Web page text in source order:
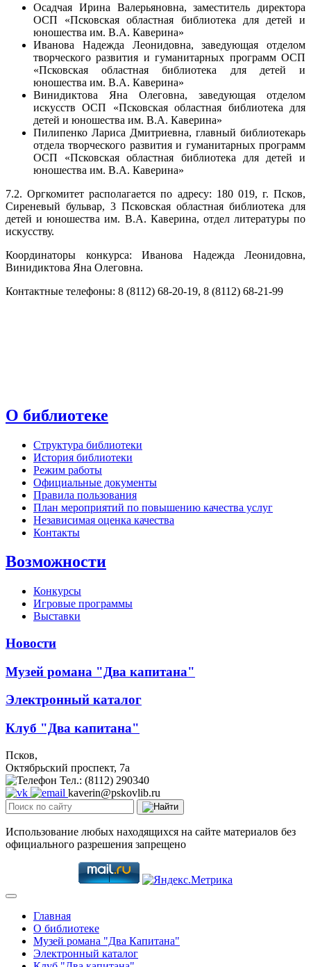
Осадчая Ирина Валерьяновна, заместитель директора
ОСП «Псковская областная библиотека для детей и
юношества им. В.А. Каверина»
Иванова Надежда Леонидовна, заведующая отделом
творческого развития и гуманитарных программ ОСП
«Псковская областная библиотека для детей и
юношества им. В.А. Каверина»
Винидиктова Яна Олеговна, заведующая отделом
искусств ОСП «Псковская областная библиотека для
детей и юношества им. В.А. Каверина»
Пилипенко Лариса Дмитриевна, главный библиотекарь
отдела творческого развития и гуманитарных программ
ОСП «Псковская областная библиотека для детей и
юношества им. В.А. Каверина»
7.2. Оргкомитет располагается по адресу: 180 019, г. Псков,
Сиреневый бульвар, 3 Псковская областная библиотека для
детей и юношества им. В.А. Каверина, отдел литературы по
искусству.
Координаторы конкурса: Иванова Надежда Леонидовна,
Винидиктова Яна Олеговна.
Контактные телефоны: 8 (8112) 68-20-19, 8 (8112) 68-21-99
О библиотеке
Структура библиотеки
История библиотеки
Режим работы
Официальные документы
Правила пользования
План мероприятий по повышению качества услуг
Независимая оценка качества
Контакты
Возможности
Конкурсы
Игровые программы
Выставки
Новости
Музей романа "Два капитана"
Электронный каталог
Клуб "Два капитана"
Псков,
Октябрьский проспект, 7a
Тел.: (8112) 290340
kaverin@pskovlib.ru
Использование любых находящихся на сайте материалов без
официального разрешения запрещено
Главная
О библиотеке
Музей романа "Два Капитана"
Электронный каталог